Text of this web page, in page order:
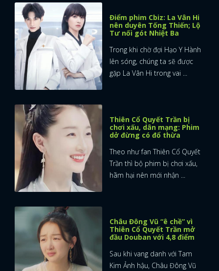
FACEBOOK GOOGLE
Điểm phim Cbiz: La Vân Hi
nên duyên Tống Thiến; Lộ
Tư nối gót Nhiệt Ba
Trong khi chờ đợi Hạo Y Hành
lên sóng, chúng ta sẽ được
gặp La Vân Hi trong vai ...
Thiên Cổ Quyết Trần bị
chơi xấu, dân mạng: Phim
dở đừng có đổ thừa
Theo như fan Thiên Cổ Quyết
Trần thì bộ phim bị chơi xấu,
hãm hại nên mới nhận ...
Châu Đông Vũ “ê chề” vì
Thiên Cổ Quyết Trần mở
đầu Douban với 4,8 điểm
Sau khi vang danh với Tam
Kim Ảnh hậu, Châu Đông Vũ